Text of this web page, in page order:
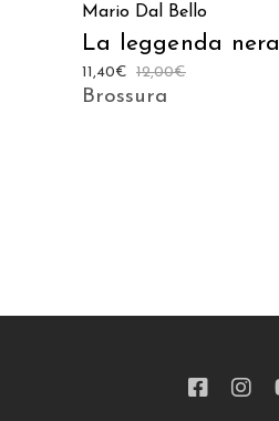
Mario Dal Bello
La leggenda nera
12,00€
11,40€
Brossura